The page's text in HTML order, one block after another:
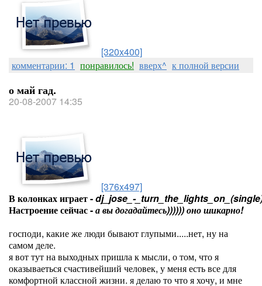
[320x400]
комментарии: 1 понравилось! вверх^ к полной версии
о май гад.
20-08-2007 14:35
[376x497]
В колонках играет -dj_jose_-
Настроение сейчас -а вы догадайтесь)))))) оно шикарно!
господи, какие же люди бывают глупыми.....нет, ну на
самом деле.
я вот тут на выходных пришла к мысли, о том, что я
оказываеться счастивейший человек, у меня есть все для
комфортной классной жизни. я делаю то что я хочу, и мне